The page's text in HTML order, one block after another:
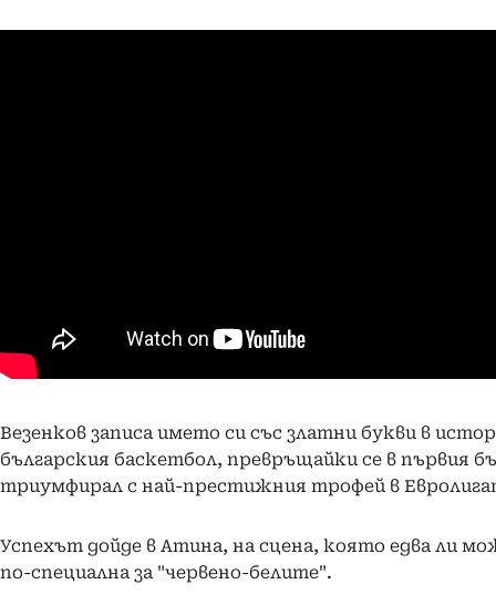
Везенков записа името си със златни букви в
българския баскетбол, превръщайки се в първия
триумфирал с най-престижния трофей в
Успехът дойде в Атина, на сцена, която едва ли
по-специална за "червено-белите".